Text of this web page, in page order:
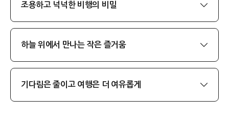
조용하고 넉넉한 비행의 비밀
하늘 위에서 만나는 작은 즐거움
기다림은 줄이고 여행은 더 여유롭게